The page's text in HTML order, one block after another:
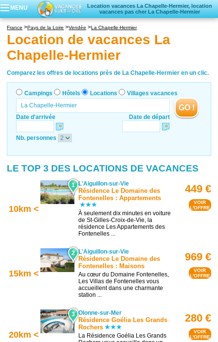
MENU
Location vacances La Chapelle-Hermier, location
vacances pas cher La Chapelle-Hermier
Locations vacances
Villages vacances
France Pays de la Loire Vendée La Chapelle-Hermier
Location de vacances La
Chapelle-Hermier
Comparez les offres de locations près de La Chapelle-Hermier en un clic.
Campings Hôtels Locations Villages vacances
Date d'arrivée Date de départ
GO !
Nb. personnes
LE TOP 3 DES LOCATIONS DE VACANCES
10km <
1 L'Aiguillon-sur-Vie
Résidence Le Domaine des
Fontenelles : Appartements
À seulement dix minutes en voiture
de St-Gilles-Croix-de-Vie, la
résidence Les Appartements des
Fontenelles ...
449 €
VOIR
L'OFFRE
15km <
2 L'Aiguillon-sur-Vie
Résidence Le Domaine des
Fontenelles : Maisons
Au cœur du Domaine Fontenelles,
Les Villas de Fontenelles vous
accueillent dans une charmante
station ...
969 €
VOIR
L'OFFRE
20km <
3 Olonne-sur-Mer
Résidence Goélia Les Grands
Rochers
La Résidence Goélia Les Grands
280 €
VOIR
L'OFFRE